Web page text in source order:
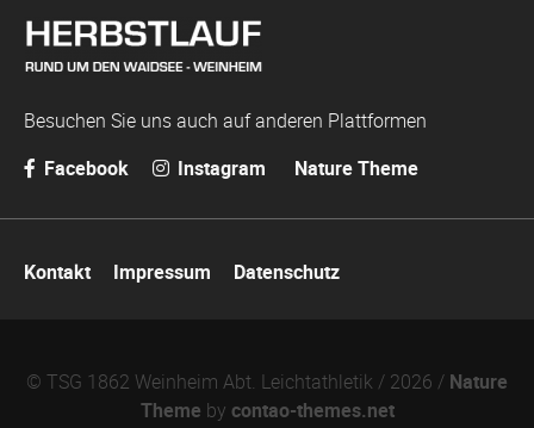
Besuchen Sie uns auch auf anderen Plattformen
Facebook
Instagram Nature Theme
überspringen
Kontakt Impressum Datenschutz
© TSG 1862 Weinheim Abt. Leichtathletik / 2026 / Nature
Theme by contao-themes.net